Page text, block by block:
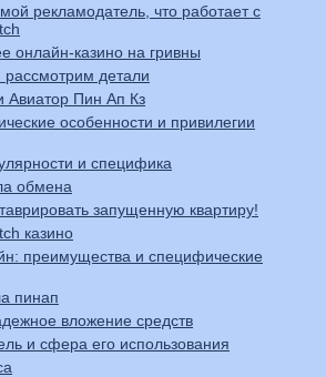
рекламодатель, что работает с
онлайн-казино на гривны
детали
Авиатор Пин Ап Кз
особенности и привилегии
и специфика
обмена
запущенную квартиру!
казино
преимущества и специфические
пинап
вложение средств
и сфера его использования